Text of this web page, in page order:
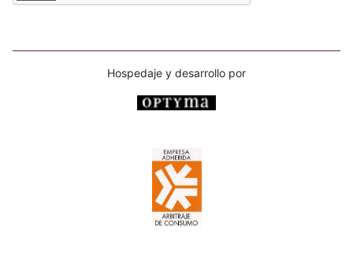
Hospedaje y desarrollo por